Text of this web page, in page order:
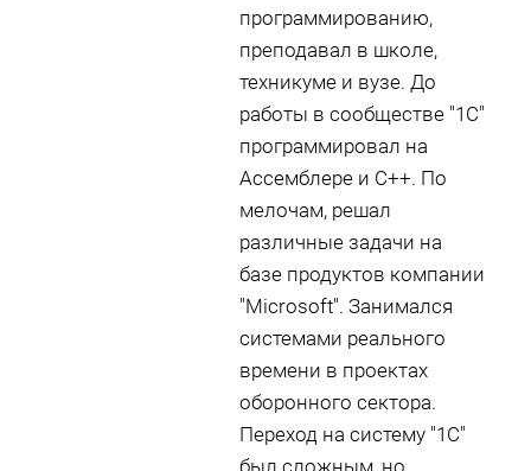
программированию,
преподавал в школе,
техникуме и вузе. До
работы в сообществе "1С"
программировал на
Ассемблере и С++. По
мелочам, решал
различные задачи на
базе продуктов компании
"Microsoft". Занимался
системами реального
времени в проектах
оборонного сектора.
Переход на систему "1С"